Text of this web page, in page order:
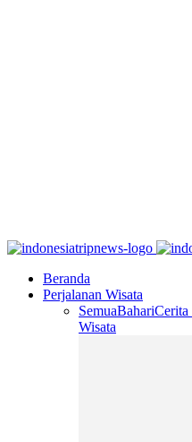
Beranda
Perjalanan Wisata
SemuaBahariCerita
Wisata